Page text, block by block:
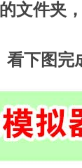
文件夹
下图完